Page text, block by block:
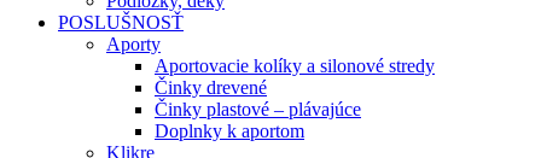
POSLUŠNOSŤ
Aporty
Aportovacie kolíky a silonové stredy
Činky drevené
Činky plastové – plávajúce
Doplnky k aportom
Klikre